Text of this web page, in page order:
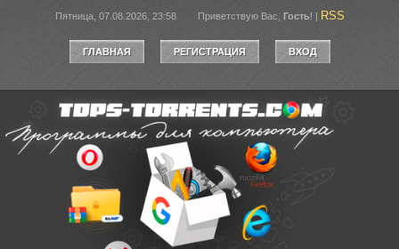
Пятница, 07.08.2026, 23:58 Приветствую Вас Гость! | RSS
ГЛАВНАЯ РЕГИСТРАЦИЯ ВХОД